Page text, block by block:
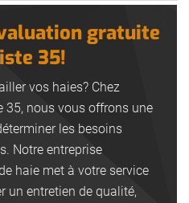
gratuite
35!
vos haies? Chez
35, nous vous offrons une
les besoins
Notre entreprise
haie met à votre service
un entretien de qualité,